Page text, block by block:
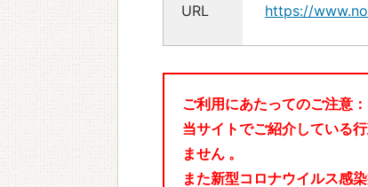
URL https://
ご利用にあたってのご注意：
当サイトでご紹介している
ません 。
また新型コロナウイルス感